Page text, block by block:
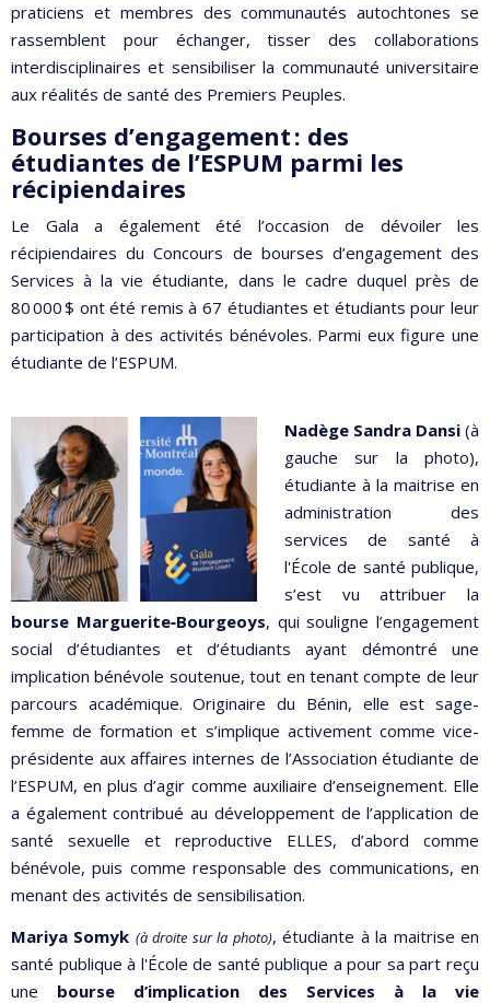
praticiens et membres des communautés autochtones se
rassemblent pour échanger, tisser des collaborations
interdisciplinaires et sensibiliser la communauté universitaire
aux réalités de santé des Premiers Peuples.
Bourses d’engagement : des
étudiantes de l’ESPUM parmi les
récipiendaires
Le Gala a également été l’occasion de dévoiler les
récipiendaires du Concours de bourses d’engagement des
Services à la vie étudiante, dans le cadre duquel près de
80 000 $ ont été remis à 67 étudiantes et étudiants pour leur
participation à des activités bénévoles. Parmi eux figure une
étudiante de l’ESPUM.
Nadège Sandra Dansi (à
gauche sur la photo),
étudiante à la maitrise en
administration des
services de santé à
l'École de santé publique,
s’est vu attribuer la
bourse Marguerite‑Bourgeoys, qui souligne l’engagement
social d’étudiantes et d’étudiants ayant démontré une
implication bénévole soutenue, tout en tenant compte de leur
parcours académique. Originaire du Bénin, elle est sage-
femme de formation et s’implique activement comme vice-
présidente aux affaires internes de l’Association étudiante de
l’ESPUM, en plus d’agir comme auxiliaire d’enseignement. Elle
a également contribué au développement de l’application de
santé sexuelle et reproductive ELLES, d’abord comme
bénévole, puis comme responsable des communications, en
menant des activités de sensibilisation.
Mariya Somyk (à droite sur la photo),étudiante à la maitrise en
santé publique à l'École de santé publique a pour sa part reçu
une bourse d’implication des Services à la vie